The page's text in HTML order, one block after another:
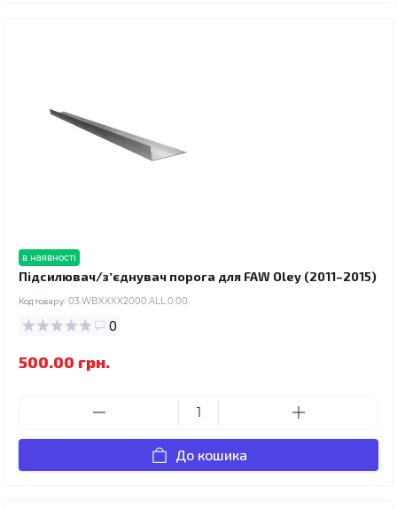
в наявності
Підсилювач/зʼєднувач порога для FAW Oley (2011–2015)
Код товару: 03.WBXXXX2000.ALL.0.00
0
500.00 грн.
До кошика